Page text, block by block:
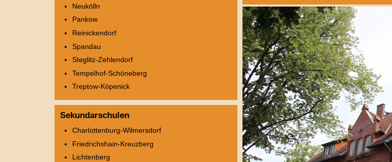
Neukölln
Pankow
Reinickendorf
Spandau
Steglitz-Zehlendorf
Tempelhof-Schöneberg
Treptow-Köpenick
Sekundarschulen
Charlottenburg-Wilmersdorf
Friedrichshain-Kreuzberg
Lichtenberg